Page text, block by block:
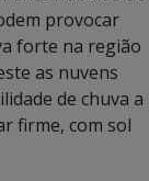
provocar
forte na região
as nuvens
de chuva a
firme, com sol